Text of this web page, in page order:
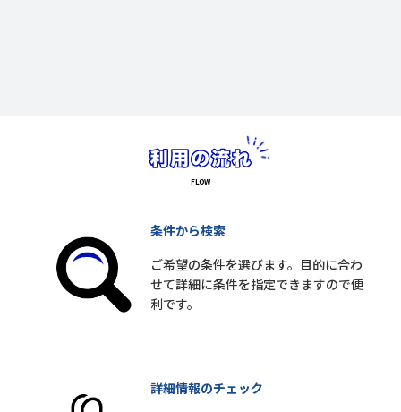
条件から検索
ご希望の条件を選びます。目的に合わ
せて詳細に条件を指定できますので便
利です。
詳細情報のチェック